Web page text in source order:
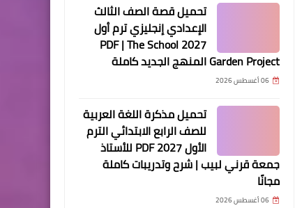
تحميل قصة الصف الثالث
الإعدادي إنجليزي ترم أول
2027 PDF | The School
Garden Project المنهج الجديد كاملة
06 أغسطس 2026
تحميل مذكرة اللغة العربية
للصف الرابع الابتدائي الترم
الأول 2027 PDF للأستاذ
جمعة قرني لبيب | شرح وتدريبات كاملة
مجانًا
06 أغسطس 2026